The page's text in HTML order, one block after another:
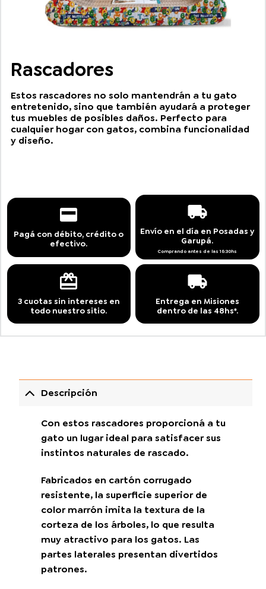
Rascadores
Estos rascadores no solo mantendrán a tu gato
entretenido, sino que también ayudará a proteger
tus muebles de posibles daños. Perfecto para
cualquier hogar con gatos, combina funcionalidad
y diseño.
Pagá con débito, crédito o
efectivo.
Envío en el día en Posadas y
Garupá.
Comprando antes de las 16:30hs
3 cuotas sin intereses en
todo nuestro sitio.
Entrega en Misiones
dentro de las 48hs*.
Descripción
Con estos rascadores proporcioná a tu
gato un lugar ideal para satisfacer sus
instintos naturales de rascado.
Fabricados en cartón corrugado
resistente, la superficie superior de
color marrón imita la textura de la
corteza de los árboles, lo que resulta
muy atractivo para los gatos. Las
partes laterales presentan divertidos
patrones.